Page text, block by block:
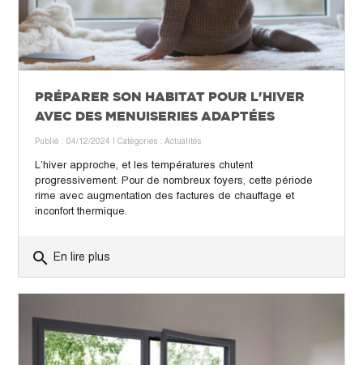
PRÉPARER SON HABITAT POUR L'HIVER
AVEC DES MENUISERIES ADAPTÉES
Publié : 04/12/2024 | Catégories : Actualités
L’hiver approche, et les températures chutent
progressivement. Pour de nombreux foyers, cette période
rime avec augmentation des factures de chauffage et
inconfort thermique.
search En lire plus